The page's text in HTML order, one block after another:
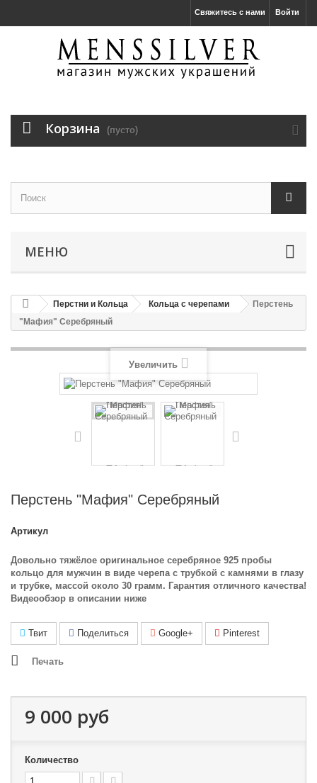
Войти
Свяжитесь с нами
Корзина (пусто)
МЕНЮ
Перстни и Кольца Кольца с черепами
Перстень
"Мафия" Серебряный
Увеличить
Перстень "Мафия" Серебряный
Артикул
Довольно тяжёлое оригинальное серебряное 925 пробы
кольцо для мужчин в виде черепа с трубкой с камнями в глазу
и трубке, массой около 30 грамм. Гарантия отличного качества!
Видеообзор в описании ниже
Твит Поделиться Google+ Pinterest
Печать
9 000 руб
Количество